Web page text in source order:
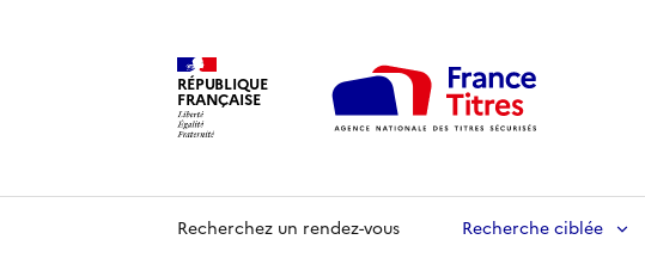
RÉPUBLIQUE
FRANÇAISE
Recherchez un rendez-vous Recherche ciblée